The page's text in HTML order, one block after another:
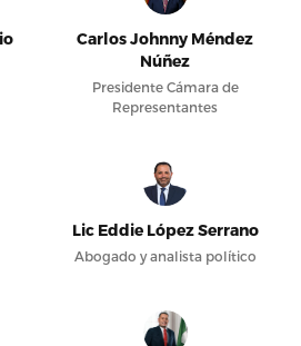
Carlos Johnny Méndez
Núñez
Presidente Cámara de
Representantes
Lic Eddie López Serrano
Abogado y analista político